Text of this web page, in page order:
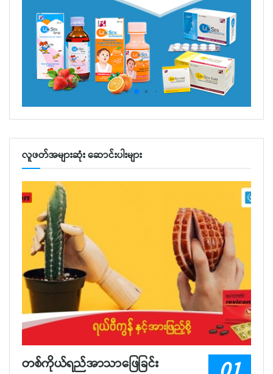
လူဖတ်အများဆုံး ဆောင်းပါးများ
တစ်ကိုယ်ရည်အာသာဖြေခြင်း